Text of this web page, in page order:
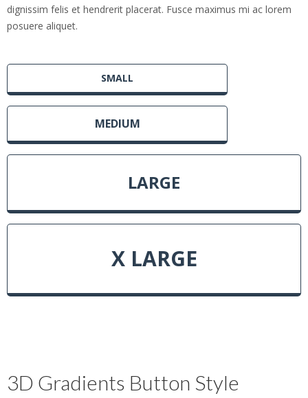
dignissim felis et hendrerit placerat. Fusce maximus mi ac lorem
posuere aliquet.
SMALL
MEDIUM
LARGE
X LARGE
3D Gradients Button Style